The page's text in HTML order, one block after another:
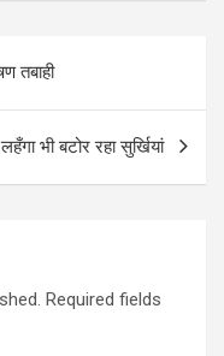
तबाही
भी बटोर रहा सुर्खियां
Required fields